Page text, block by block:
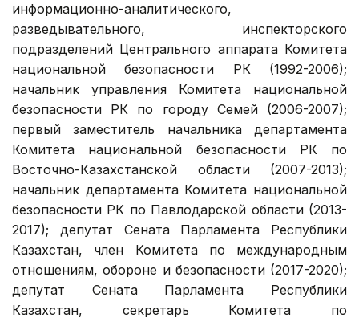
информационно-аналитического,
разведывательного, инспекторского
подразделений Центрального аппарата Комитета
национальной безопасности РК (1992-2006);
начальник управления Комитета национальной
безопасности РК по городу Семей (2006-2007);
первый заместитель начальника департамента
Комитета национальной безопасности РК по
Восточно-Казахстанской области (2007-2013);
начальник департамента Комитета национальной
безопасности РК по Павлодарской области (2013-
2017); депутат Сената Парламента Республики
Казахстан, член Комитета по международным
отношениям, обороне и безопасности (2017-2020);
депутат Сената Парламента Республики
Казахстан, секретарь Комитета по